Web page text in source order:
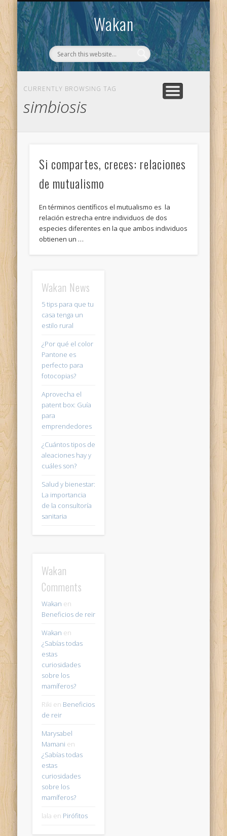
Wakan
WAKAN
CONTACTO
CURRENTLY BROWSING TAG
simbiosis
Si compartes, creces: relaciones
de mutualismo
En términos científicos el mutualismo es la
relación estrecha entre individuos de dos
especies diferentes en la que ambos individuos
obtienen un …
Wakan News
5 tips para que tu
casa tenga un
estilo rural
¿Por qué el color
Pantone es
perfecto para
fotocopias?
Aprovecha el
patent box: Guía
para
emprendedores
¿Cuántos tipos de
aleaciones hay y
cuáles son?
Salud y bienestar:
La importancia
de la consultoría
sanitaria
Wakan
Comments
Wakan en
Beneficios de reir
Wakan en
¿Sabías todas
estas
curiosidades
sobre los
mamíferos?
Riki en Beneficios
de reir
Marysabel
Mamani en
¿Sabías todas
estas
curiosidades
sobre los
mamíferos?
lala en Pirófitos